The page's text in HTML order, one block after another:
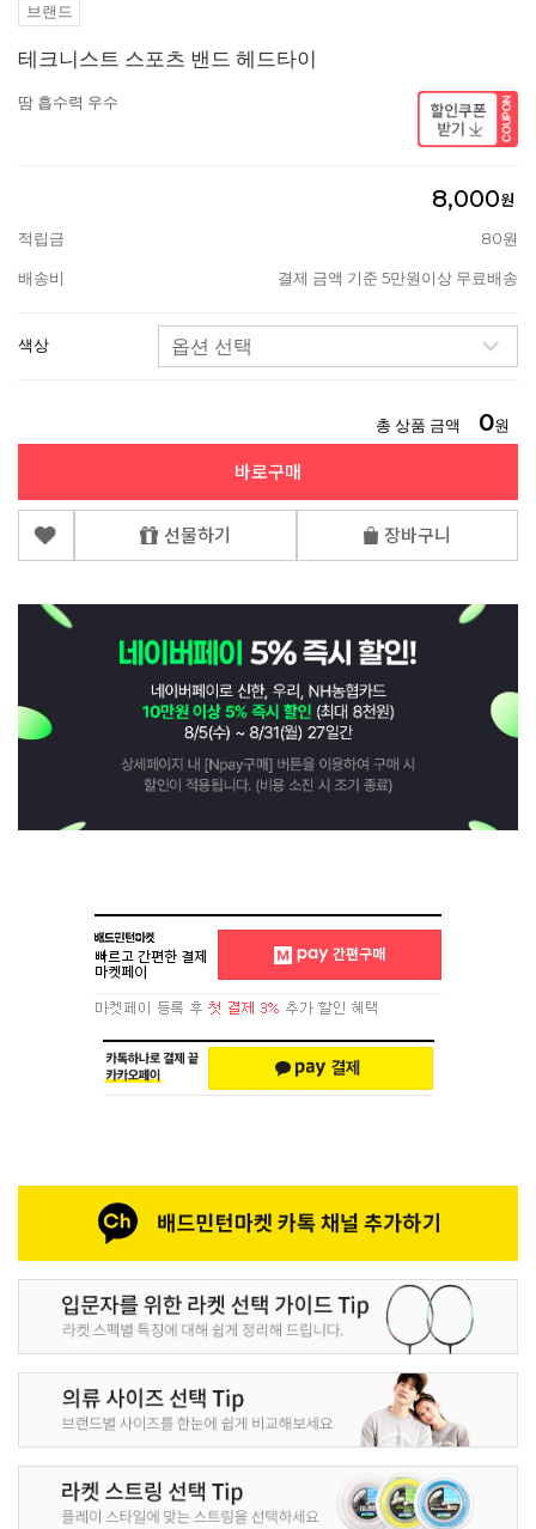
브랜드
테크니스트 스포츠 밴드 헤드타이
땀 흡수력 우수
8,000원
적립금
80원
배송비 결제 금액 기준 5만원이상 무료배송
색상
총 상품 금액 0원
바로구매
선물하기 장바구니